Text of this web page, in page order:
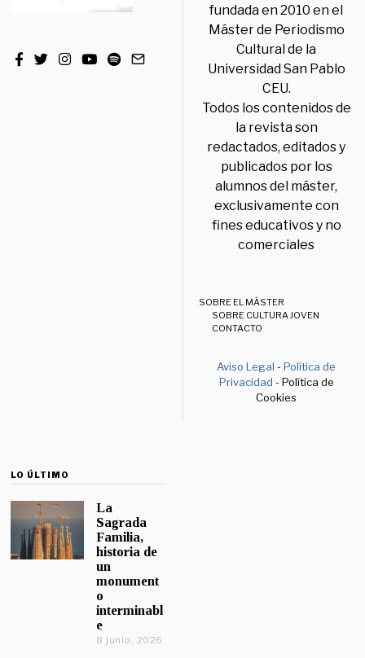
fundada en 2010 en el
Máster de Periodismo
Cultural de la
Universidad San Pablo
CEU.
Todos los contenidos de
la revista son
redactados, editados y
publicados por los
alumnos del máster,
exclusivamente con
fines educativos y no
comerciales
SOBRE EL MÁSTER
SOBRE CULTURA JOVEN
CONTACTO
Aviso Legal -Política de
Privacidad - Política de
Cookies
LO ÚLTIMO
La
Sagrada
Familia,
historia de
un
monument
o
interminabl
e
8 junio, 2026